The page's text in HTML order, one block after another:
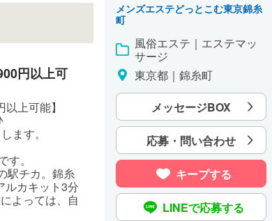
円以上可
上可能】
ます。
。
駅チカ。錦糸
ルカキット3分
よっては、自
メンズエステどっとこむ東京錦糸
町
風俗エステ｜エステマッ
サージ
東京都｜錦糸町
メッセージBOX
応募・問い合わせ
キープする
LINEで応募する